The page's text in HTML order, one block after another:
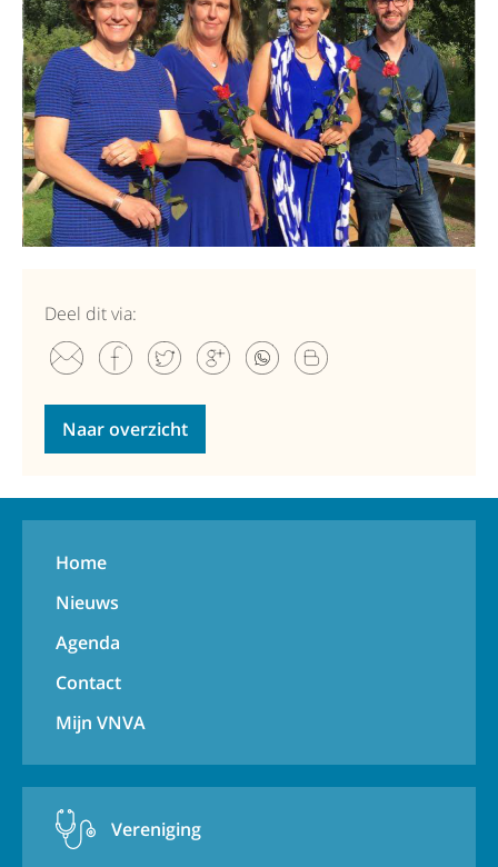
Deel dit via:
Naar overzicht
Home
Nieuws
Agenda
Contact
Mijn VNVA
Vereniging